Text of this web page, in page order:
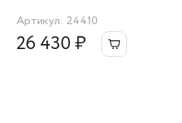
Артикул: 24410
26 430 ₽